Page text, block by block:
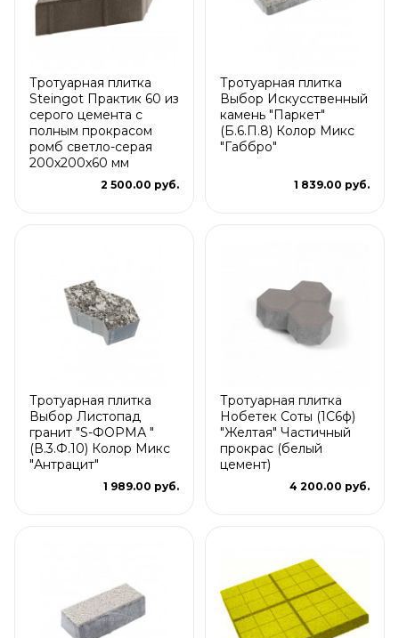
Тротуарная плитка
Steingot Практик 60 из
серого цемента с
полным прокрасом
ромб светло-серая
200х200х60 мм
2 500.00 руб.
Тротуарная плитка
Выбор Искусственный
камень "Паркет"
(Б.6.П.8) Колор Микс
"Габбро"
1 839.00 руб.
Тротуарная плитка
Выбор Листопад
гранит "S-ФОРМА "
(В.3.Ф.10) Колор Микс
"Антрацит"
1 989.00 руб.
Тротуарная плитка
Нобетек Соты (1С6ф)
"Желтая" Частичный
прокрас (белый
цемент)
4 200.00 руб.